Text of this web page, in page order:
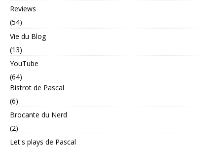
Reviews
(54)
Vie du Blog
(13)
YouTube
(64)
Bistrot de Pascal
(6)
Brocante du Nerd
(2)
Let's plays de Pascal